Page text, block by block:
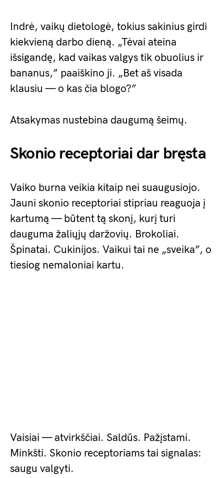
Indrė, vaikų dietologė, tokius sakinius girdi
kiekvieną darbo dieną. „Tėvai ateina
išsigandę, kad vaikas valgys tik obuolius ir
bananus,” paaiškino ji. „Bet aš visada
klausiu — o kas čia blogo?”
Atsakymas nustebina daugumą šeimų.
Skonio receptoriai dar bręsta
Vaiko burna veikia kitaip nei suaugusiojo.
Jauni skonio receptoriai stipriau reaguoja į
kartumą — būtent tą skonį, kurį turi
dauguma žaliųjų daržovių. Brokoliai.
Špinatai. Cukinijos. Vaikui tai ne „sveika”, o
tiesiog nemaloniai kartu.
Vaisiai — atvirkščiai. Saldūs. Pažįstami.
Minkšti. Skonio receptoriams tai signalas:
saugu valgyti.